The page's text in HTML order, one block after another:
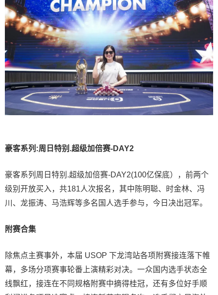
豪客系列:周日特别.超级加倍赛-DAY2
豪客系列周日特别.超级加倍赛-DAY2(100亿保底），前两个
级别开放买入，共181人次报名，其中陈明聪、时金林、冯
川、龙振涛、马浩辉等多名国人选手参与，今日决出冠军。
附赛合集
除焦点主赛事外，本届 USOP 下龙湾站各项附赛接连落下帷
幕，多场分项赛事轮番上演精彩对决。一众国内选手状态全
线飘红，接连在不同规格附赛中摘得桂冠，还有多位好手顺